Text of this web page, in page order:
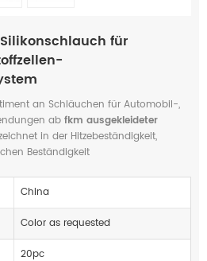
für
an Schläuchen für Automobil-,
ab fkm ausgekleideter
in der Hitzebeständigkeit,
Beständigkeit
China
Color as requested
20pc